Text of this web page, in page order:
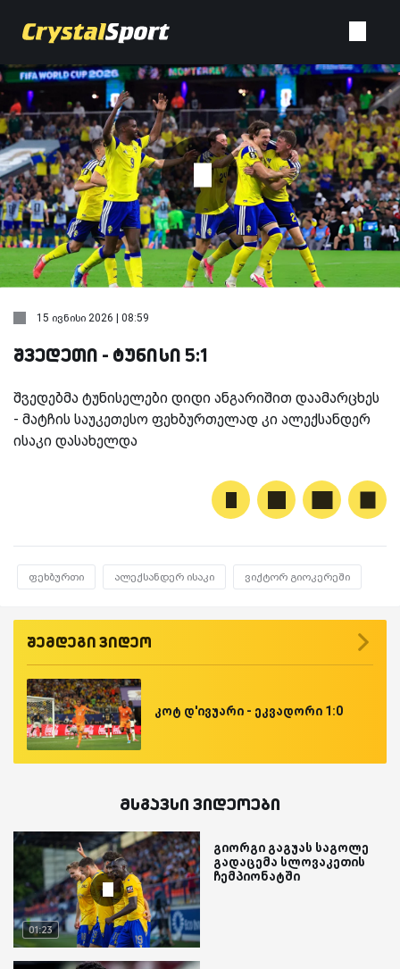
15 ივნისი 2026 | 08:59
შვედეთი - ტუნისი 5:1
შვედებმა ტუნისელები დიდი ანგარიშით დაამარცხეს
- მატჩის საუკეთესო ფეხბურთელად კი ალექსანდერ
ისაკი დასახელდა
ფეხბურთი ალექსანდერ ისაკი ვიქტორ გიოკერეში
შემდეგი ვიდეო
კოტ დ'ივუარი - ეკვადორი 1:0
მსგავსი ვიდეოები
01:23
გიორგი გაგუას საგოლე
გადაცემა სლოვაკეთის
ჩემპიონატში